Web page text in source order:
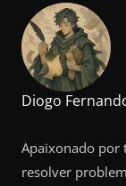
Diogo
Apaixonado por
resolver